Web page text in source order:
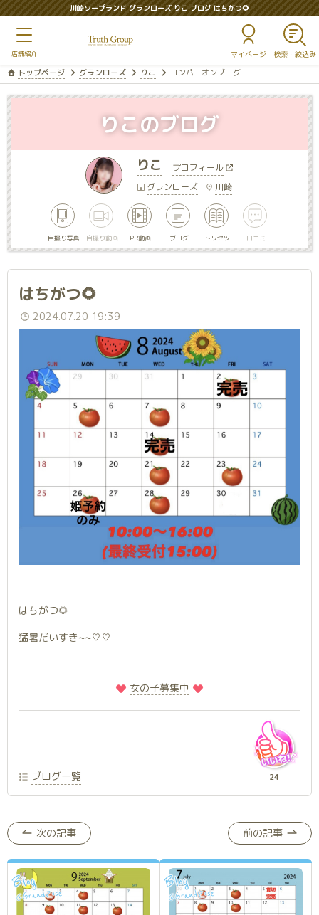
川崎ソープランド グランローズ りこ ブログ はちがつ🌻
マイページ
トップページ グランローズ りこ コンパニオンブログ
りこ
プロフィール
グランローズ
川崎
自撮り写真 自撮り動画 PR動画 ブログ トリセツ 口コミ
りこのブログ
はちがつ🌻
2024.07.20 19:39
はちがつ🌻
猛暑だいすき~~♡♡
️女の子募集中
ブログ一覧 24
次の記事
Blog
@GrandRose
前の記事
Blog
@GrandRose